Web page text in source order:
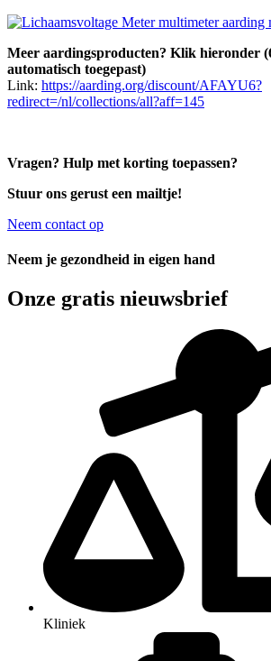
Meer aardingsproducten? Klik hieronder
automatisch toegepast)
Link: https://aarding.org/discount/AFAYU6?
redirect=/nl/collections/all?aff=145
Vragen? Hulp met korting toepassen?
Stuur ons gerust een mailtje!
Neem contact op
Neem je gezondheid in eigen hand
Onze gratis nieuwsbrief
Kliniek